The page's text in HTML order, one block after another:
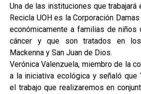
Una de las instituciones que trabajará
Recicla UOH es la Corporación
económicamente a familias de niños
cáncer y que son tratados en
Mackenna y San Juan de Dios.
Verónica Valenzuela, miembro de la
a la iniciativa ecológica y señaló que
el trabajo que realizaremos en